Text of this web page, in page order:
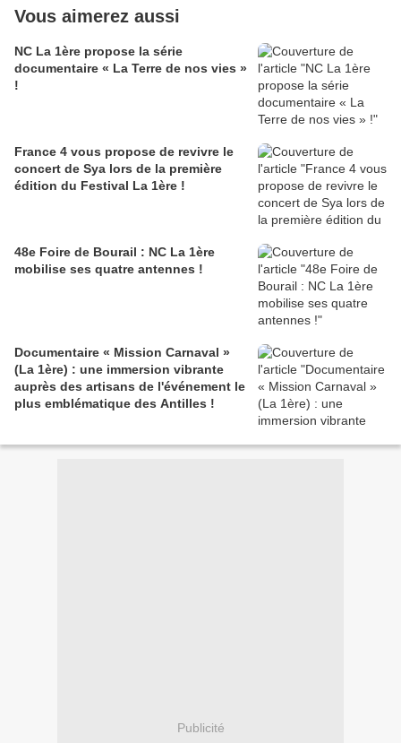
Vous aimerez aussi
NC La 1ère propose la série
documentaire « La Terre de nos vies »
!
France 4 vous propose de revivre le
concert de Sya lors de la première
édition du Festival La 1ère !
48e Foire de Bourail : NC La 1ère
mobilise ses quatre antennes !
Documentaire « Mission Carnaval »
(La 1ère) : une immersion vibrante
auprès des artisans de l'événement le
plus emblématique des Antilles !
Publicité